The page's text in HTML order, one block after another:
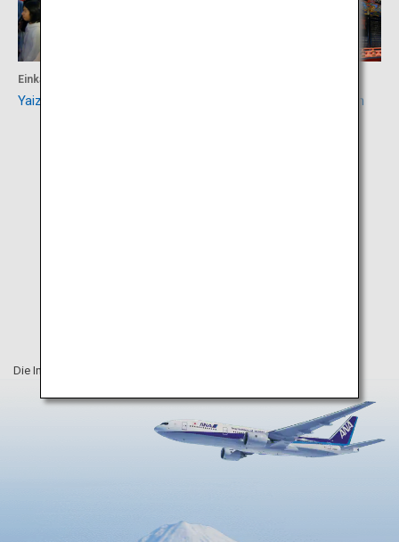
Einkaufen
Yaizu-Fischmarkt Kunozan-Toshogu-Schrein
Die Informationen auf dieser Webseite sind vom Juli 2019.